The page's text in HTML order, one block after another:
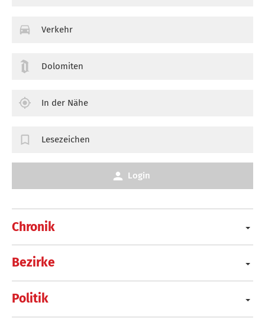
Chronik
Bezirke
Politik
Verkehr
Dolomiten
In der Nähe
Lesezeichen
Login